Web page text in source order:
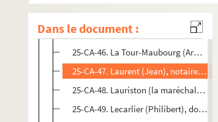
Dans le document :
25-CA-44. La Fare (Étienne-Joseph de),
25-CA-45. Lancival (Luce de), poète
25-CA-46. La Tour-Maubourg
25-CA-47. Laurent (Jean), notaire à
25-CA-48. Lauriston (la maréchale de)
25-CA-49. Lecarlier (Philibert), doyen